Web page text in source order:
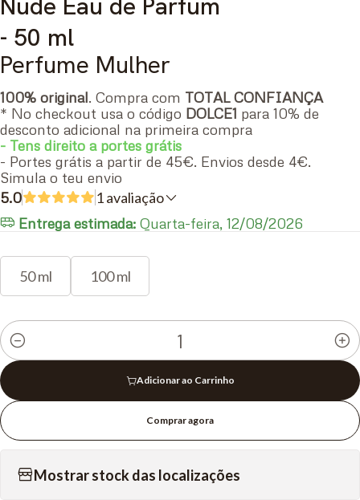
- 50 ml
Perfume Mulher
100% original. Compra com TOTAL CONFIANÇA
* No checkout usa o código DOLCE1 para 10% de
desconto adicional na primeira compra
- Tens direito a portes grátis
- Portes grátis a partir de 45€. Envios desde 4€.
Simula o teu envio
5.0
1 avaliação
Entrega estimada: Quarta-feira, 12/08/2026
50 ml 100 ml
Quantidade
Adicionar ao Carrinho
Comprar agora
Mostrar stock das localizações